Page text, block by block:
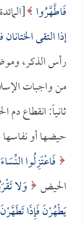
فَاطَّهَّرُوا [المائدة:6]، وقول الرسول صلى
إذا التقى
رأس الذكر،
من واجبات
ثانياً: انقطاع دم
حيضها أو
فَاعْتَزِلُوا
الحيض وَلا
يَطْهُرْنَ فَإِذَا